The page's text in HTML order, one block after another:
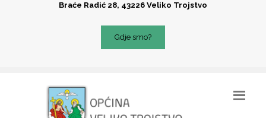
Braće Radić 28, 43226 Veliko Trojstvo
Gdje smo?